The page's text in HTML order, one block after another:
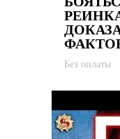
Без оплаты